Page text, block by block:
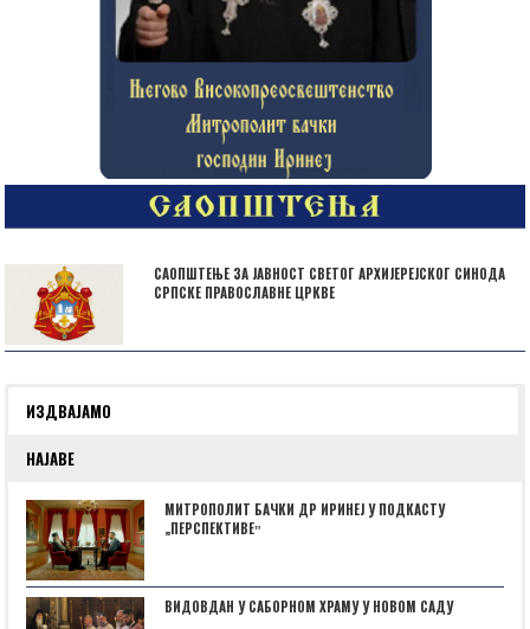
САОПШТЕЊЕ ЗА ЈАВНОСТ СВЕТОГ АРХИЈЕРЕЈСКОГ СИНОДА
СРПСКЕ ПРАВОСЛАВНЕ ЦРКВЕ
ИЗДВАЈАМО
НАЈАВЕ
МИТРОПОЛИТ БАЧКИ ДР ИРИНЕЈ У ПОДКАСТУ
„ПЕРСПЕКТИВЕˮ
ВИДОВДАН У САБОРНОМ ХРАМУ У НОВОМ САДУ